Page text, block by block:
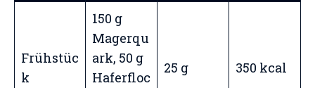
Frühstüc
k
150 g
Magerqu
ark, 50 g
Haferfloc
25 g 350 kcal